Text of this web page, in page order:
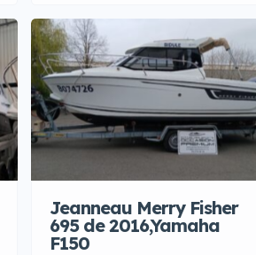
Jeanneau Merry Fisher
695 de 2016,Yamaha
F150